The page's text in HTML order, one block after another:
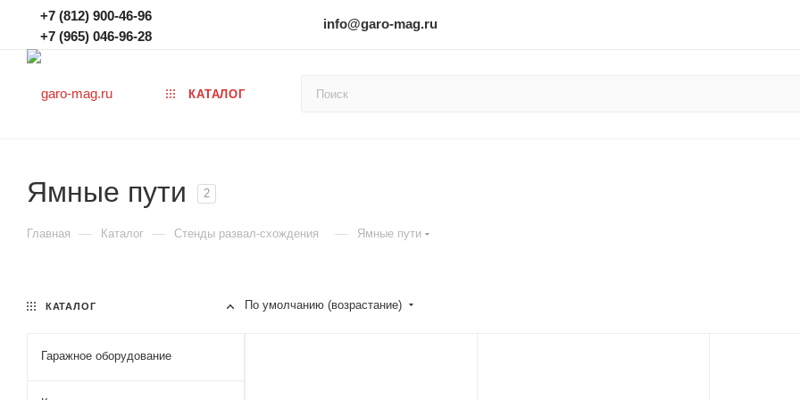
+7 (812) 900-46-96
+7 (965) 046-96-28
info@garo-mag.ru
КАТАЛОГ
Ямные пути 2
Главная — Каталог — Стенды развал-схождения — Ямные пути
По умолчанию (возрастание)
КАТАЛОГ
Гаражное оборудование